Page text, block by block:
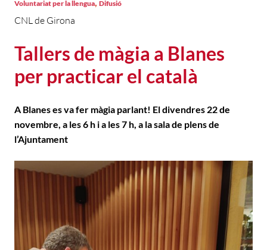
Tallers de màgia a Blanes
per practicar el català
CNL de Girona
Voluntariat per la llengua Difusió
A Blanes es va fer màgia parlant! El divendres 22 de
novembre, a les 6 h i a les 7 h, a la sala de plens de
l’Ajuntament